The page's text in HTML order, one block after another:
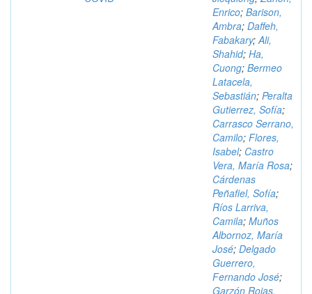
Enrico; Barison,
Ambra; Daffeh,
Fabakary;Ali,
Shahid; Ha,
Cuong; Bermeo
Latacela,
Sebastián; Peralta
Gutierrez, Sofía;
Carrasco Serrano,
Camilo; Flores,
Isabel; Castro
Vera, María Rosa;
Cárdenas
Peñafiel, Sofía;
Ríos Larriva,
Camila; Muños
Albornoz, María
José; Delgado
Guerrero,
Fernando José;
Garzón Rojas,